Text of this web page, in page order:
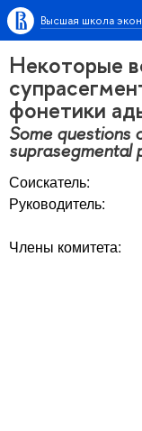
Высшая школа
Некоторые
фонетики
Some questions
suprasegmental
Соискатель:
Руководитель:
Члены комитета: